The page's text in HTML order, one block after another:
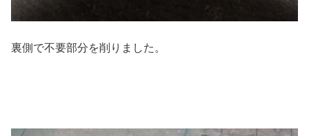
裏側で不要部分を削りました。